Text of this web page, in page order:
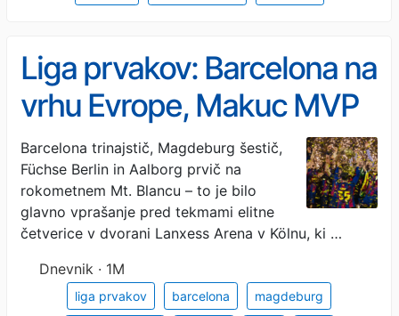
Liga prvakov: Barcelona na
vrhu Evrope, Makuc MVP
v Kölnu
Barcelona trinajstič, Magdeburg šestič,
Füchse Berlin in Aalborg prvič na
rokometnem Mt. Blancu – to je bilo
glavno vprašanje pred tekmami elitne
četverice v dvorani Lanxess Arena v Kölnu, ki …
Dnevnik · 1M
liga prvakov barcelona magdeburg